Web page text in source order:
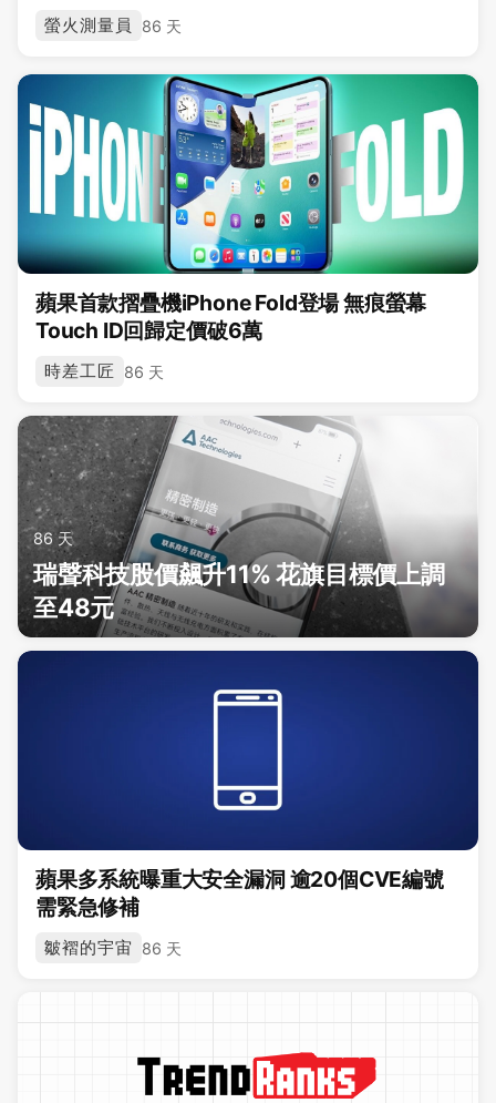
螢火測量員 86 天
蘋果首款摺疊機iPhone Fold登場 無痕螢幕
Touch ID回歸定價破6萬
時差工匠 86 天
86 天
瑞聲科技股價飆升11% 花旗目標價上調
至48元
蘋果多系統曝重大安全漏洞 逾20個CVE編號
需緊急修補
皺褶的宇宙 86 天